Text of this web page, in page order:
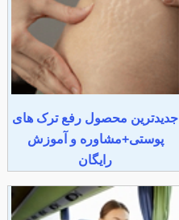
جدیدترین محصول رفع ترک های
پوستی+مشاوره و آموزش
رایگان